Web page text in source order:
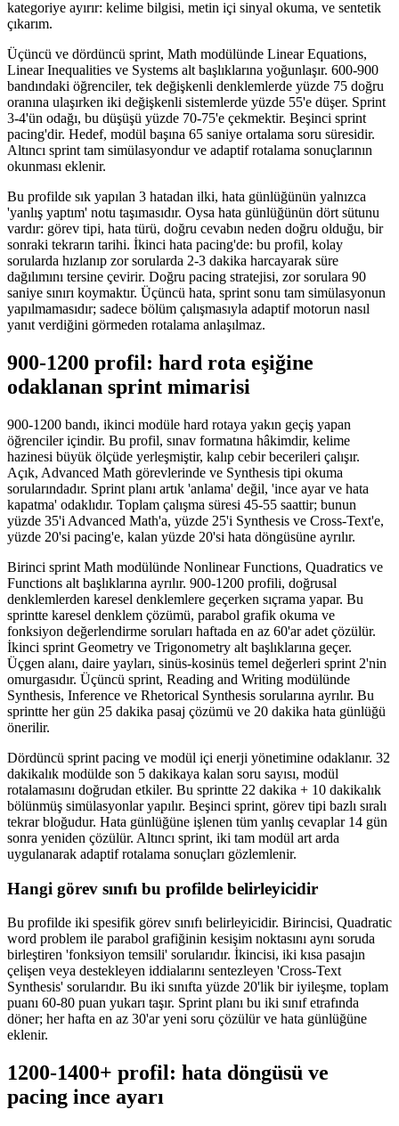
kategoriye ayırır: kelime bilgisi, metin içi sinyal okuma, ve sentetik
çıkarım.
Üçüncü ve dördüncü sprint, Math modülünde Linear Equations,
Linear Inequalities ve Systems alt başlıklarına yoğunlaşır. 600-900
bandındaki öğrenciler, tek değişkenli denklemlerde yüzde 75 doğru
oranına ulaşırken iki değişkenli sistemlerde yüzde 55'e düşer. Sprint
3-4'ün odağı, bu düşüşü yüzde 70-75'e çekmektir. Beşinci sprint
pacing'dir. Hedef, modül başına 65 saniye ortalama soru süresidir.
Altıncı sprint tam simülasyondur ve adaptif rotalama sonuçlarının
okunması eklenir.
Bu profilde sık yapılan 3 hatadan ilki, hata günlüğünün yalnızca
'yanlış yaptım' notu taşımasıdır. Oysa hata günlüğünün dört sütunu
vardır: görev tipi, hata türü, doğru cevabın neden doğru olduğu, bir
sonraki tekrarın tarihi. İkinci hata pacing'de: bu profil, kolay
sorularda hızlanıp zor sorularda 2-3 dakika harcayarak süre
dağılımını tersine çevirir. Doğru pacing stratejisi, zor sorulara 90
saniye sınırı koymaktır. Üçüncü hata, sprint sonu tam simülasyonun
yapılmamasıdır; sadece bölüm çalışmasıyla adaptif motorun nasıl
yanıt verdiğini görmeden rotalama anlaşılmaz.
900-1200 profil: hard rota eşiğine
odaklanan sprint mimarisi
900-1200 bandı, ikinci modüle hard rotaya yakın geçiş yapan
öğrenciler içindir. Bu profil, sınav formatına hâkimdir, kelime
hazinesi büyük ölçüde yerleşmiştir, kalıp cebir becerileri çalışır.
Açık, Advanced Math görevlerinde ve Synthesis tipi okuma
sorularındadır. Sprint planı artık 'anlama' değil, 'ince ayar ve hata
kapatma' odaklıdır. Toplam çalışma süresi 45-55 saattir; bunun
yüzde 35'i Advanced Math'a, yüzde 25'i Synthesis ve Cross-Text'e,
yüzde 20'si pacing'e, kalan yüzde 20'si hata döngüsüne ayrılır.
Birinci sprint Math modülünde Nonlinear Functions, Quadratics ve
Functions alt başlıklarına ayrılır. 900-1200 profili, doğrusal
denklemlerden karesel denklemlere geçerken sıçrama yapar. Bu
sprintte karesel denklem çözümü, parabol grafik okuma ve
fonksiyon değerlendirme soruları haftada en az 60'ar adet çözülür.
İkinci sprint Geometry ve Trigonometry alt başlıklarına geçer.
Üçgen alanı, daire yayları, sinüs-kosinüs temel değerleri sprint 2'nin
omurgasıdır. Üçüncü sprint, Reading and Writing modülünde
Synthesis, Inference ve Rhetorical Synthesis sorularına ayrılır. Bu
sprintte her gün 25 dakika pasaj çözümü ve 20 dakika hata günlüğü
önerilir.
Dördüncü sprint pacing ve modül içi enerji yönetimine odaklanır. 32
dakikalık modülde son 5 dakikaya kalan soru sayısı, modül
rotalamasını doğrudan etkiler. Bu sprintte 22 dakika + 10 dakikalık
bölünmüş simülasyonlar yapılır. Beşinci sprint, görev tipi bazlı sıralı
tekrar bloğudur. Hata günlüğüne işlenen tüm yanlış cevaplar 14 gün
sonra yeniden çözülür. Altıncı sprint, iki tam modül art arda
uygulanarak adaptif rotalama sonuçları gözlemlenir.
Hangi görev sınıfı bu profilde belirleyicidir
Bu profilde iki spesifik görev sınıfı belirleyicidir. Birincisi, Quadratic
word problem ile parabol grafiğinin kesişim noktasını aynı soruda
birleştiren 'fonksiyon temsili' sorularıdır. İkincisi, iki kısa pasajın
çelişen veya destekleyen iddialarını sentezleyen 'Cross-Text
Synthesis' sorularıdır. Bu iki sınıfta yüzde 20'lik bir iyileşme, toplam
puanı 60-80 puan yukarı taşır. Sprint planı bu iki sınıf etrafında
döner; her hafta en az 30'ar yeni soru çözülür ve hata günlüğüne
eklenir.
1200-1400+ profil: hata döngüsü ve
pacing ince ayarı